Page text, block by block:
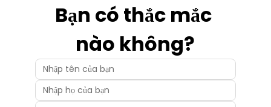
Bạn có thắc mắc
nào không?